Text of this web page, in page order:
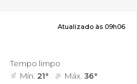
Atualizado às 09h06
Tempo limpo
Mín. 21° Máx.36°